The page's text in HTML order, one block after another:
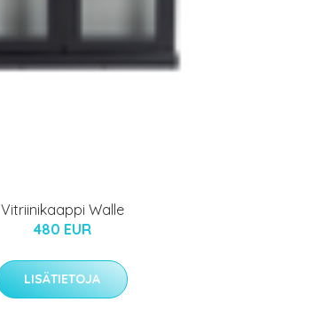
Vitriinikaappi Walle
480 EUR
LISÄTIETOJA